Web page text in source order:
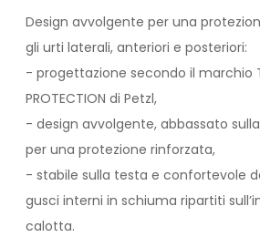
Design avvolgente per una
gli urti laterali, anteriori e posteriori:
- progettazione secondo il marchio
PROTECTION di Petzl,
- design avvolgente, abbassato
per una protezione rinforzata,
- stabile sulla testa e confortevole
gusci interni in schiuma ripartiti
calotta.